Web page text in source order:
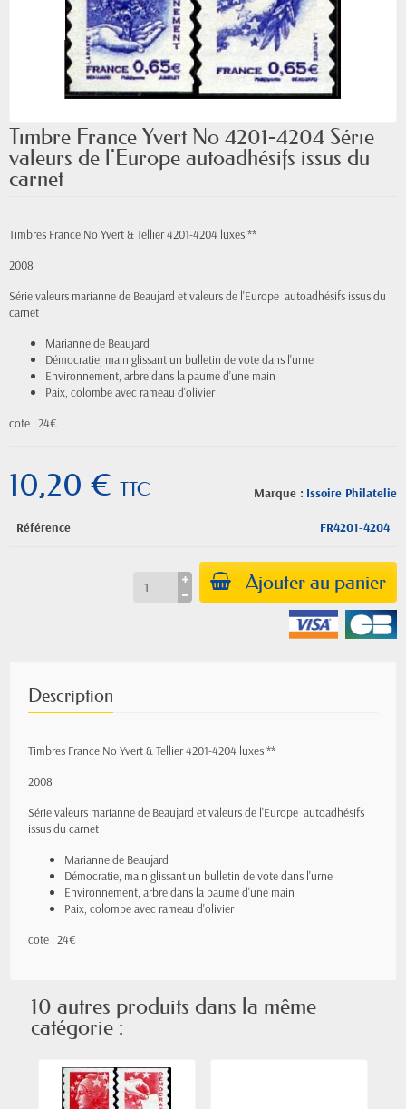
Timbre France Yvert No 4201-4204 Série
valeurs de l'Europe autoadhésifs issus du
carnet
Timbres France No Yvert & Tellier 4201-4204 luxes **
2008
Série valeurs marianne de Beaujard et valeurs de l'Europe autoadhésifs issus du
carnet
Marianne de Beaujard
Démocratie, main glissant un bulletin de vote dans l'urne
Environnement, arbre dans la paume d'une main
Paix, colombe avec rameau d'olivier
cote : 24€
Marque : Issoire Philatelie
10,20 € TTC
Référence FR4201-4204
Ajouter au panier
Description
Timbres France No Yvert & Tellier 4201-4204 luxes **
2008
Série valeurs marianne de Beaujard et valeurs de l'Europe autoadhésifs
issus du carnet
Marianne de Beaujard
Démocratie, main glissant un bulletin de vote dans l'urne
Environnement, arbre dans la paume d'une main
Paix, colombe avec rameau d'olivier
cote : 24€
10 autres produits dans la même
catégorie :